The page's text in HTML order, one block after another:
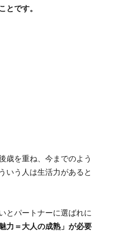
とです。
歳を重ね、今までのよう
いう人は生活力があると
とパートナーに選ばれに
力＝大人の成熟」が必要